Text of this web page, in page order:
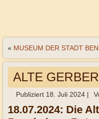
« MUSEUM DER STADT
ALTE
Publiziert 18. Juli 2024 |
18.07.2024: Die